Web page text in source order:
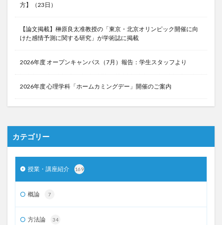
方】（23日）
【論文掲載】榊原良太准教授の「東京・北京オリンピック開催に向
けた感情予測に関する研究」が学術誌に掲載
2026年度 オープンキャンパス（7月）報告：学生スタッフより
2026年度 心理学科「ホームカミングデー」開催のご案内
カテゴリー
授業・講座紹介 169
概論 7
方法論 34